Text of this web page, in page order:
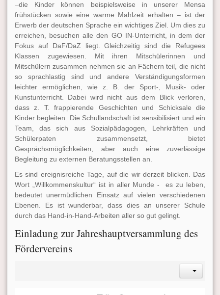
–die Kinder können beispielsweise in unserer Mensa
frühstücken sowie eine warme Mahlzeit erhalten – ist der
Erwerb der deutschen Sprache ein wichtiges Ziel. Um dies zu
erreichen, besuchen alle den GO IN-Unterricht, in dem der
Fokus auf DaF/DaZ liegt. Gleichzeitig sind die Refugees
Klassen zugewiesen. Mit ihren Mitschülerinnen und
Mitschülern zusammen nehmen sie an Fächern teil, die nicht
so sprachlastig sind und andere Verständigungsformen
leichter ermöglichen, wie z. B. der Sport-, Musik- oder
Kunstunterricht. Dabei wird nicht aus dem Blick verloren,
dass z. T. frappierende Geschichten und Schicksale die
Kinder begleiten. Die Schullandschaft ist sensibilisiert und ein
Team, das sich aus Sozialpädagogen, Lehrkräften und
Schülerpaten zusammensetzt, bietet
Gesprächsmöglichkeiten, aber auch eine zuverlässige
Begleitung zu externen Beratungsstellen an.
Es sind ereignisreiche Tage, auf die wir derzeit blicken. Das
Wort „Willkommenskultur“ ist in aller Munde - es zu leben,
bedeutet unermüdlichen Einsatz auf vielen verschiedenen
Ebenen. Es ist wunderbar, dass dies an unserer Schule
durch das Hand-in-Hand-Arbeiten aller so gut gelingt.
Einladung zur Jahreshauptversammlung des
Fördervereins